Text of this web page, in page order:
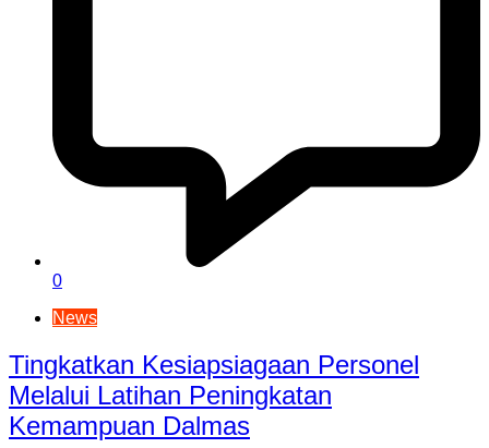
0
News
Tingkatkan Kesiapsiagaan Personel
Melalui Latihan Peningkatan
Kemampuan Dalmas